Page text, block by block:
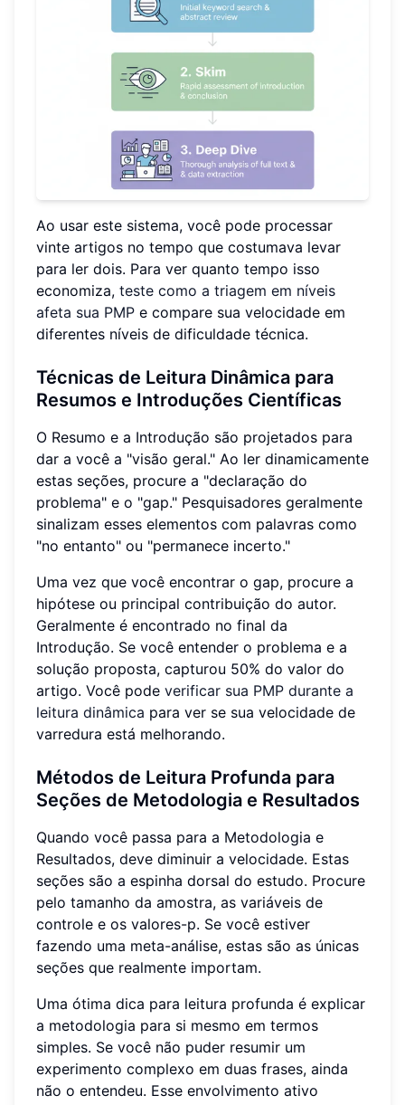
Ao usar este sistema, você pode processar
vinte artigos no tempo que costumava levar
para ler dois. Para ver quanto tempo isso
economiza, teste como a triagem em níveis
afeta sua PMP e compare sua velocidade em
diferentes níveis de dificuldade técnica.
Técnicas de Leitura Dinâmica para
Resumos e Introduções Científicas
O Resumo e a Introdução são projetados para
dar a você a "visão geral." Ao ler dinamicamente
estas seções, procure a "declaração do
problema" e o "gap." Pesquisadores geralmente
sinalizam esses elementos com palavras como
"no entanto" ou "permanece incerto."
Uma vez que você encontrar o gap, procure a
hipótese ou principal contribuição do autor.
Geralmente é encontrado no final da
Introdução. Se você entender o problema e a
solução proposta, capturou 50% do valor do
artigo. Você pode verificar sua PMP durante a
leitura dinâmica para ver se sua velocidade de
varredura está melhorando.
Métodos de Leitura Profunda para
Seções de Metodologia e Resultados
Quando você passa para a Metodologia e
Resultados, deve diminuir a velocidade. Estas
seções são a espinha dorsal do estudo. Procure
pelo tamanho da amostra, as variáveis de
controle e os valores-p. Se você estiver
fazendo uma meta-análise, estas são as únicas
seções que realmente importam.
Uma ótima dica para leitura profunda é explicar
a metodologia para si mesmo em termos
simples. Se você não puder resumir um
experimento complexo em duas frases, ainda
não o entendeu. Esse envolvimento ativo